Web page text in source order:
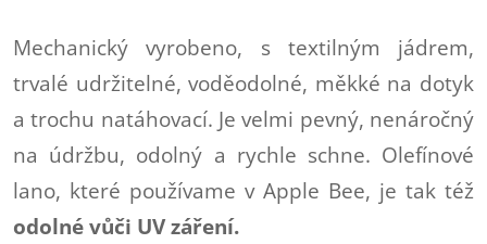
Mechanický vyrobeno, s textilným jádrem,
trvalé udržitelné, voděodolné, měkké na dotyk
a trochu natáhovací. Je velmi pevný, nenáročný
na údržbu, odolný a rychle schne. Olefínové
lano, které používame v Apple Bee, je tak též
odolné vůči UV záření.